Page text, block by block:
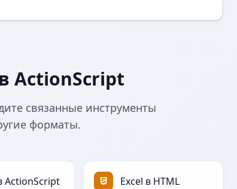
ActionScript
связанные инструменты
форматы.
ActionScript Excel в HTML